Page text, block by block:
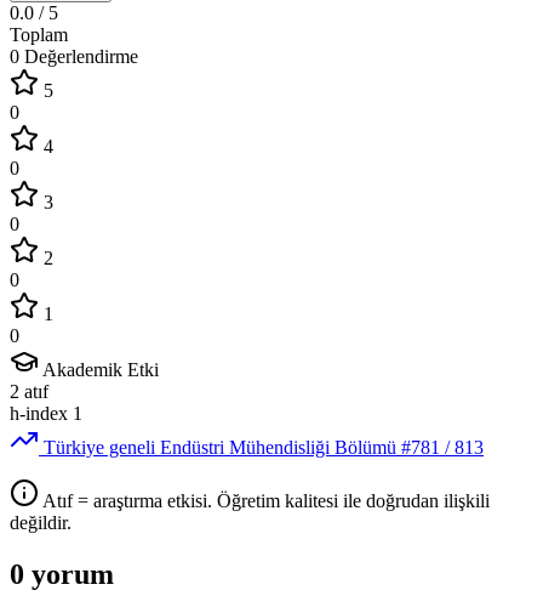
0.0 / 5
Toplam
0 Değerlendirme
5
0
4
0
3
0
2
0
1
0
Akademik Etki
2 atıf
h-index 1
Türkiye geneli Endüstri Mühendisliği Bölümü #781 / 813
Atıf = araştırma etkisi. Öğretim kalitesi ile doğrudan ilişkili
değildir.
0 yorum